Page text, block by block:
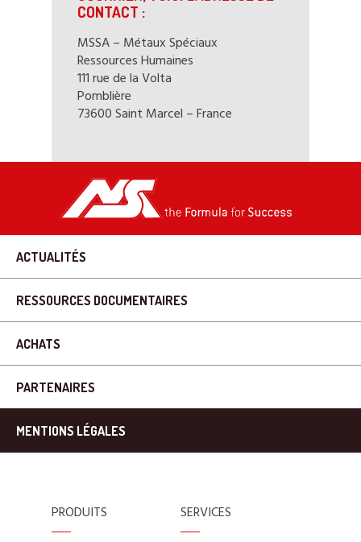
CONTACT :
MSSA – Métaux Spéciaux
Ressources Humaines
111 rue de la Volta
Pomblière
73600 Saint Marcel – France
ACTUALITÉS
RESSOURCES DOCUMENTAIRES
ACHATS
PARTENAIRES
MENTIONS LÉGALES
PRODUITS SERVICES